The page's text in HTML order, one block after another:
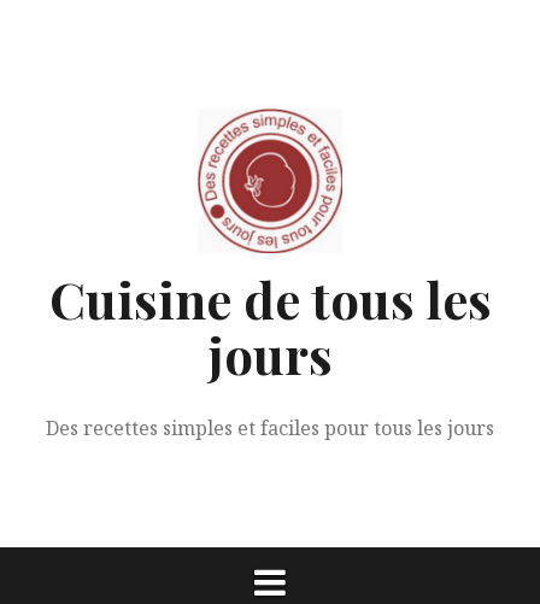
Cuisine de tous les
jours
Des recettes simples et faciles pour tous les jours